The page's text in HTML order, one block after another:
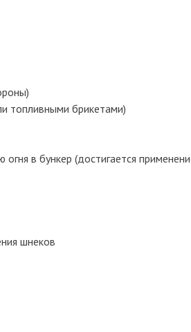
топливными брикетами)
в бункер (достигается
шнеков